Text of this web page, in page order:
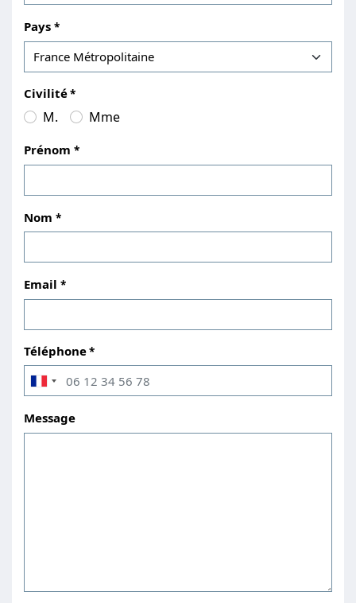
Pays
Message
Civilité
M. Mme
Prénom
Nom
Email
Téléphone